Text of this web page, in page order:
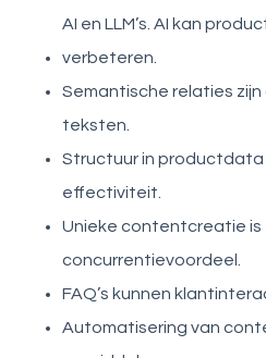
AI en LLM’s. AI kan
verbeteren.
Semantische relaties
teksten.
Structuur in
effectiviteit.
Unieke contentcreatie is
concurrentievoordeel.
FAQ’s kunnen
Automatisering van